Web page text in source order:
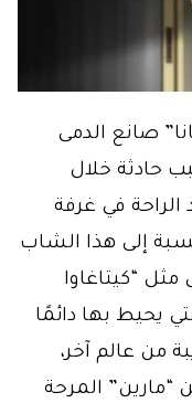
صانع الدمى
حادثة خلال
الراحة في غرفة
إلى هذا الشاب
“كيتاغاوا
يحيط بها دائمًا
من عالم آخر،
“مارين” المرحة